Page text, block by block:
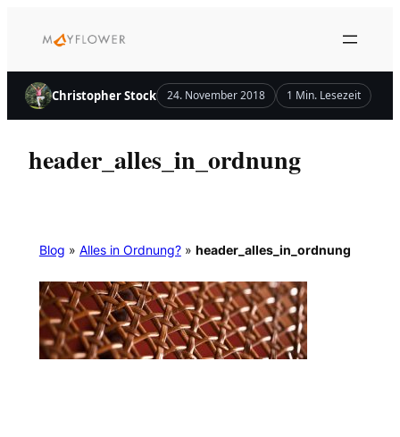
Inhalt
Christopher Stock 24. November 2018 1 Min. Lesezeit
header_alles_in_ordnung
Blog » Alles in Ordnung?» header_alles_in_ordnung